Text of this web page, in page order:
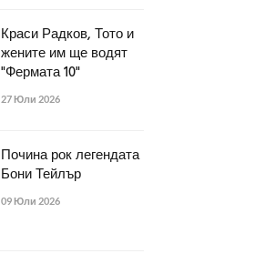
Краси Радков, Тото и
жените им ще водят
"Фермата 10"
27 Юли 2026
Почина рок легендата
Бони Тейлър
09 Юли 2026